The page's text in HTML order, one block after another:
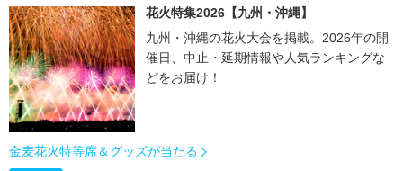
花火特集2026【九州・沖縄】
九州・沖縄の花火大会を掲載。2026年の開
催日、中止・延期情報や人気ランキングな
どをお届け！
金麦花火特等席＆グッズが当たる